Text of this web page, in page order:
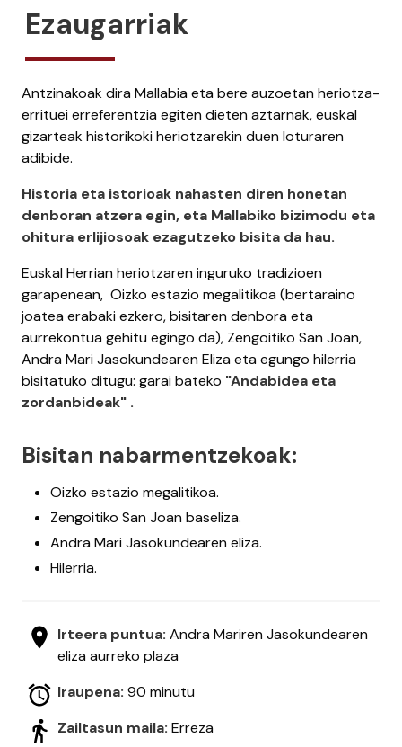
Ezaugarriak
Antzinakoak dira Mallabia eta bere auzoetan heriotza-
errituei erreferentzia egiten dieten aztarnak, euskal
gizarteak historikoki heriotzarekin duen loturaren
adibide.
Historia eta istorioak nahasten diren honetan
denboran atzera egin, eta Mallabiko bizimodu eta
ohitura erlijiosoak ezagutzeko bisita da hau.
Euskal Herrian heriotzaren inguruko tradizioen
garapenean, Oizko estazio megalitikoa (bertaraino
joatea erabaki ezkero, bisitaren denbora eta
aurrekontua gehitu egingo da), Zengoitiko San Joan,
Andra Mari Jasokundearen Eliza eta egungo hilerria
bisitatuko ditugu: garai bateko "Andabidea eta
zordanbideak" .
Bisitan nabarmentzekoak:
Oizko estazio megalitikoa.
Zengoitiko San Joan baseliza.
Andra Mari Jasokundearen eliza.
Hilerria.
Irteera puntua: Andra Mariren Jasokundearen
eliza aurreko plaza
Iraupena: 90 minutu
Zailtasun maila: Erreza